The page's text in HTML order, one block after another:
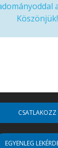
Köszönjük!
CSATLAKOZZ
EGYENLEG